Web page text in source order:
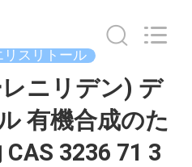
リスリトール
ニリデン) デ
有機合成のた
3236 71 3